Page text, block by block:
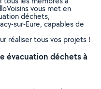
vous met en
déchets,
sur-Eure, capables de
réaliser tous vos projets !
évacuation déchets à